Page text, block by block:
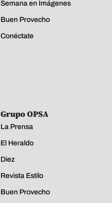
Semana en Imágenes
Buen Provecho
Conéctate
Grupo OPSA
La Prensa
El Heraldo
Diez
Revista Estilo
Buen Provecho